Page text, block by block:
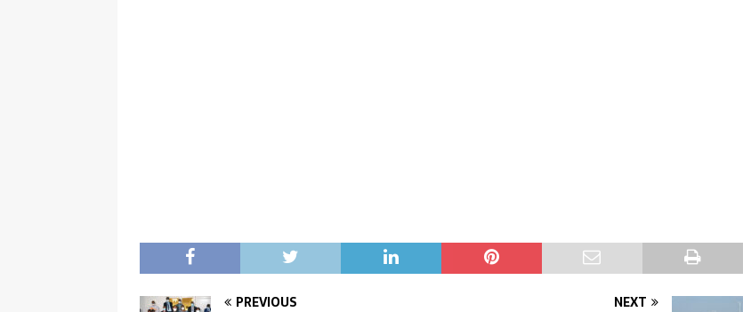
PREVIOUS NEXT